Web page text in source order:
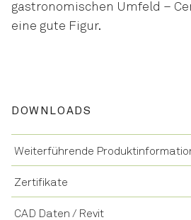
gastronomischen Umfeld –
eine gute Figur.
DOWNLOADS
Weiterführende
Zertifikate
CAD Daten / Revit